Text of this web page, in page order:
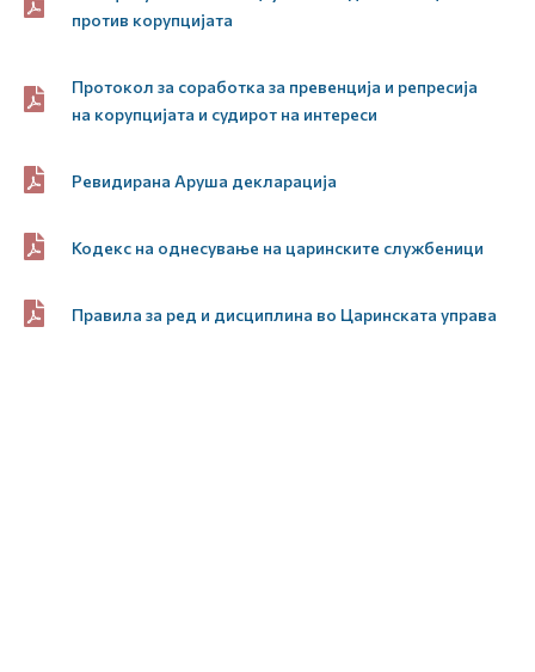
против корупцијата
Протокол за соработка за превенција и репресија
на корупцијата и судирот на интереси
Ревидирана Аруша декларација
Кодекс на однесување на царинските службеници
Правила за ред и дисциплина во Царинската управа